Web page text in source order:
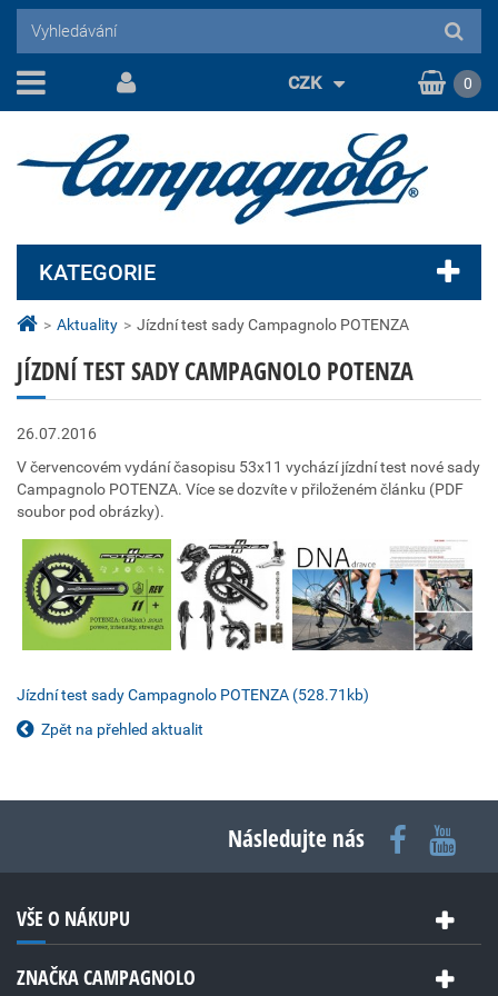
> Aktuality > Jízdní test sady Campagnolo POTENZA
JÍZDNÍ TEST SADY CAMPAGNOLO POTENZA
26.07.2016
V červencovém vydání časopisu 53x11 vychází jízdní test nové sady
Campagnolo POTENZA. Více se dozvíte v přiloženém článku (PDF
soubor pod obrázky).
Jízdní test sady Campagnolo POTENZA (528.71kb)
Zpět na přehled aktualit
KATEGORIE
CZK 0
Následujte nás
VŠE O NÁKUPU
ZNAČKA CAMPAGNOLO